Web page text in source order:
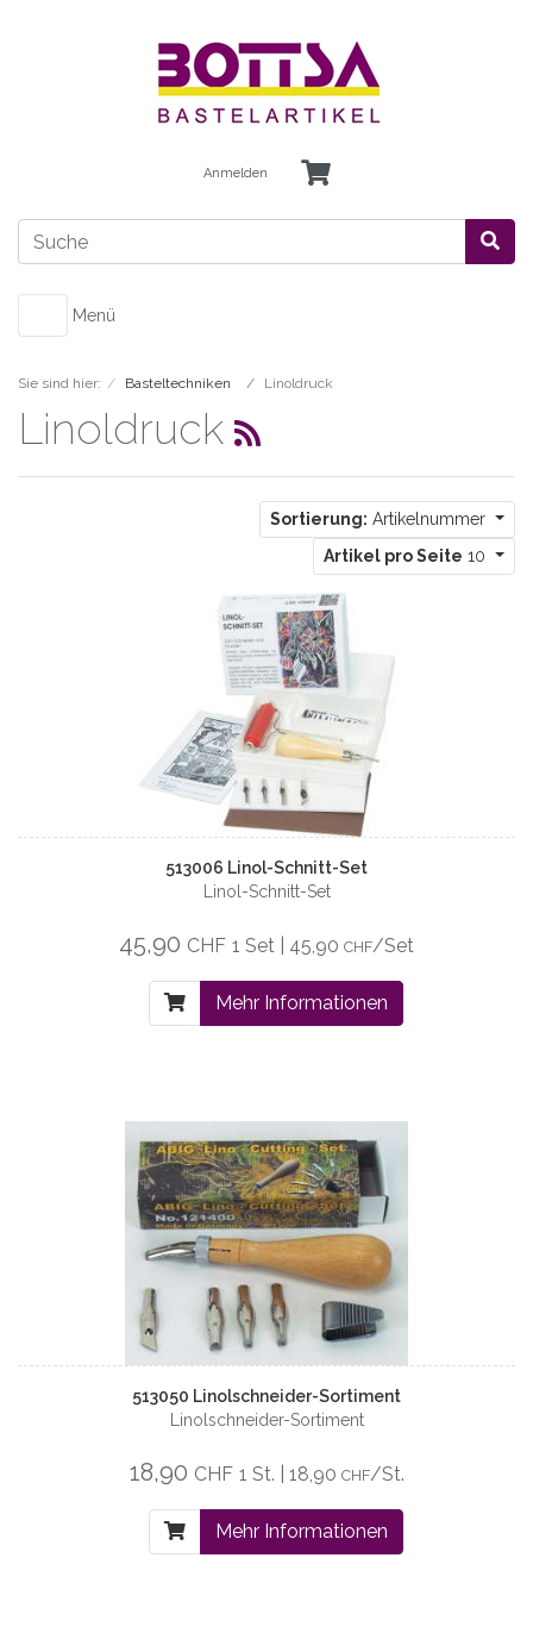
Anmelden
Menü
Sie sind hier: Basteltechniken Linoldruck
Linoldruck
Sortierung: Artikelnummer
Artikel pro Seite 10
513006 Linol-Schnitt-Set
Linol-Schnitt-Set
45,90 CHF 1 Set | 45,90 CHF/Set
Mehr Informationen
513050 Linolschneider-Sortiment
Linolschneider-Sortiment
18,90 CHF 1 St. | 18,90 CHF/St.
Mehr Informationen